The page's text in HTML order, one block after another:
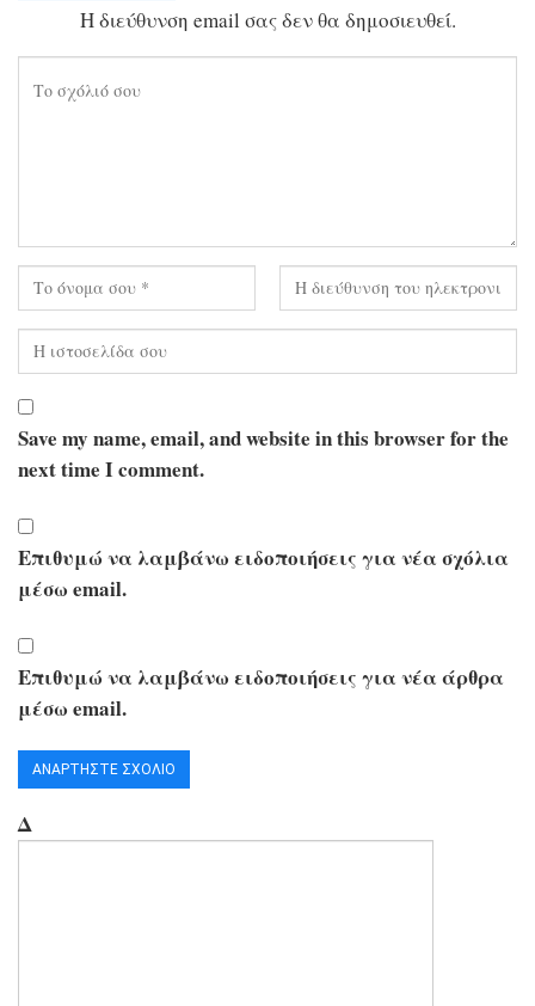
Η διεύθυνση email σας δεν θα δημοσιευθεί.
Save my name, email, and website in this browser for the
next time I comment.
Επιθυμώ να λαμβάνω ειδοποιήσεις για νέα σχόλια
μέσω email.
Επιθυμώ να λαμβάνω ειδοποιήσεις για νέα άρθρα
μέσω email.
Δ